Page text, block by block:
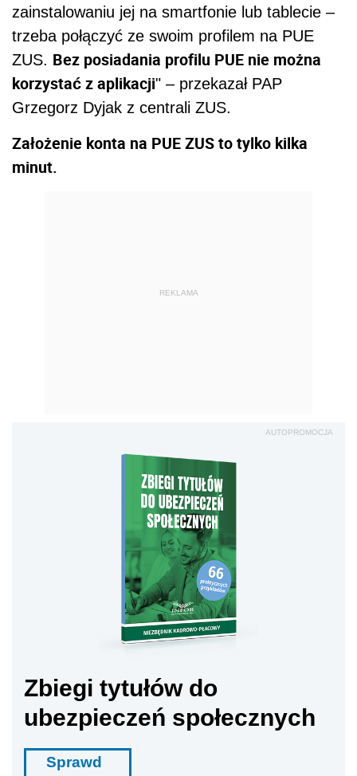
zainstalowaniu jej na smartfonie lub tablecie –
trzeba połączyć ze swoim profilem na PUE
ZUS. Bez posiadania profilu PUE nie można
korzystać z aplikacji" – przekazał PAP
Grzegorz Dyjak z centrali ZUS.
Założenie konta na PUE ZUS to tylko kilka
minut.
REKLAMA
AUTOPROMOCJA
Zbiegi tytułów do
ubezpieczeń społecznych
Sprawd